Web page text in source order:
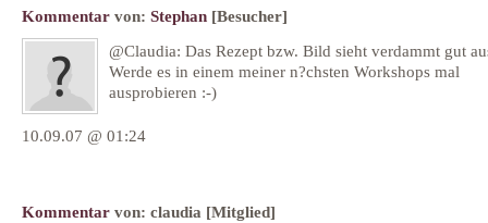
Kommentar von: Stephan [Besucher]
@Claudia: Das Rezept bzw. Bild sieht verdammt gut
Werde es in einem meiner n?chsten Workshops mal
ausprobieren :-)
10.09.07 @ 01:24
Kommentar von: claudia [Mitglied]